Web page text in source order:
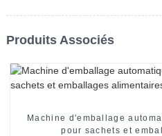
Produits Associés
Machine d'emballage
pour sachets et